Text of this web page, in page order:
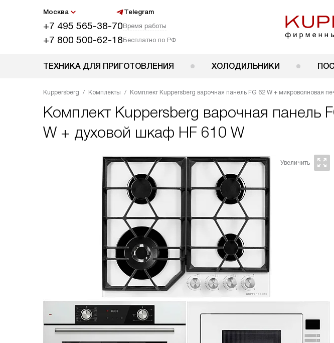
Москва Telegram
+7 495 565-38-70Время работы
+7 800 500-62-18Бесплатно по РФ
ТЕХНИКА ДЛЯ ПРИГОТОВЛЕНИЯ ХОЛОДИЛЬНИКИ
Kuppersberg Комплекты Комплект Kuppersberg варочная панель FG 62 W + микроволновая
Комплект Kuppersberg варочная панель
W + духовой шкаф HF 610 W